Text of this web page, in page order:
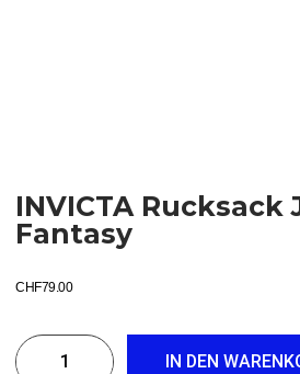
INVICTA Rucksack
Fantasy
CHF79.00
IN DEN